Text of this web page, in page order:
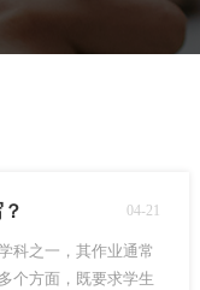
04-21
科之一，其作业通常
个方面，既要求学生